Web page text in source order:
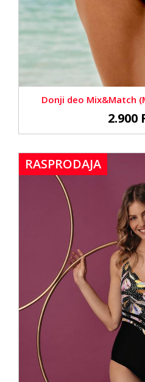
Donji deo Mix&Match
2.900
RASPRODAJA